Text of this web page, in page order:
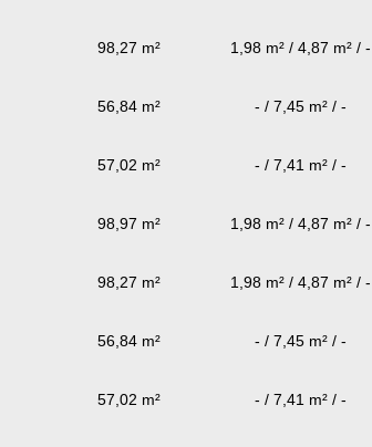
98,27 m² 1,98 m² / 4,87 m² / -
56,84 m² - / 7,45 m² / -
57,02 m² - / 7,41 m² / -
98,97 m² 1,98 m² / 4,87 m² / -
98,27 m² 1,98 m² / 4,87 m² / -
56,84 m² - / 7,45 m² / -
57,02 m² - / 7,41 m² / -